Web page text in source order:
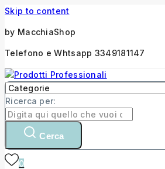
Skip to content
by MacchiaShop
Telefono e Whtsapp 3349181147
Ricerca per:
Cerca
0